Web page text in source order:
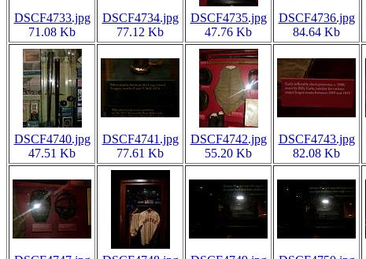
DSCF4733.jpg
71.08 Kb
DSCF4734.jpg
77.12 Kb
DSCF4735.jpg
47.76 Kb
DSCF4736.jpg
84.64 Kb
DSCF4740.jpg
47.51 Kb
DSCF4741.jpg
77.61 Kb
DSCF4742.jpg
55.20 Kb
DSCF4743.jpg
82.08 Kb